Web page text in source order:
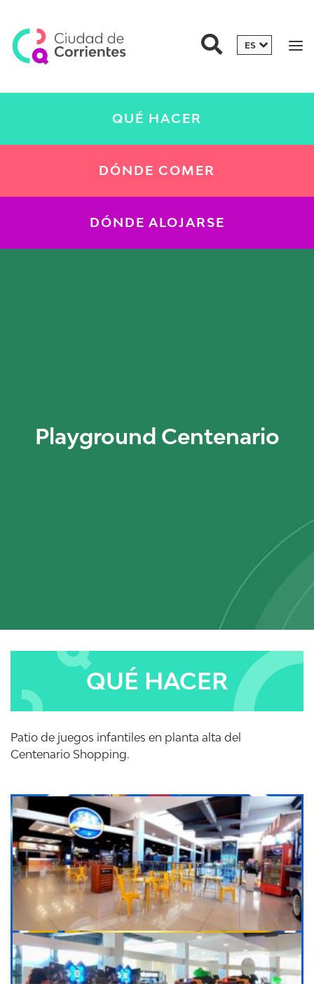
QUÉ HACER
DÓNDE COMER
DÓNDE ALOJARSE
Playground Centenario
QUÉ HACER
Patio de juegos infantiles en planta alta del
Centenario Shopping.